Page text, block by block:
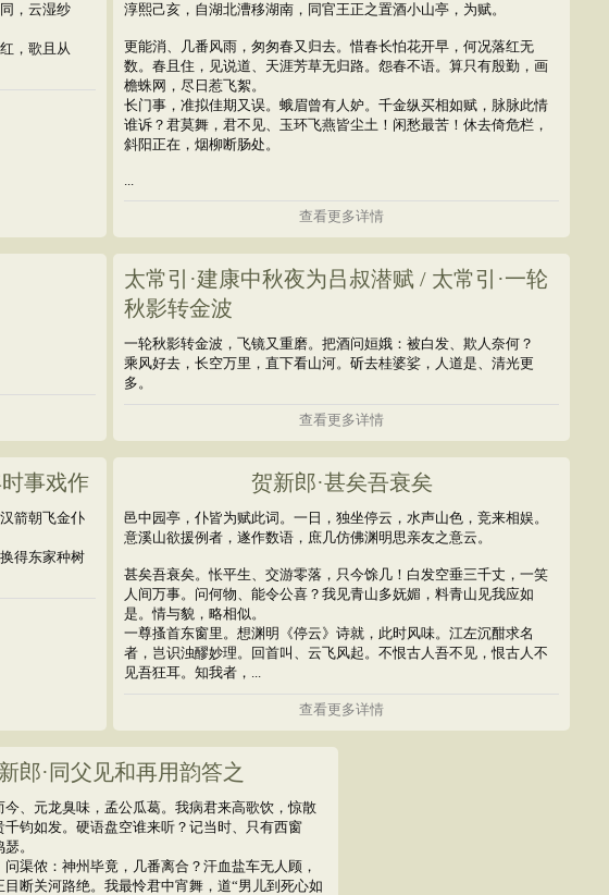
，云湿纱
，歌且从
淳熙己亥，自湖北漕移湖南，同官王正之置酒小山亭，为赋。
更能消、几番风雨，匆匆春又归去。惜春长怕花开早，何况落红无
数。春且住，见说道、天涯芳草无归路。怨春不语。算只有殷勤，画
檐蛛网，尽日惹飞絮。
长门事，准拟佳期又误。蛾眉曾有人妒。千金纵买相如赋，脉脉此情
谁诉？君莫舞，君不见、玉环飞燕皆尘土！闲愁最苦！休去倚危栏，
斜阳正在，烟柳断肠处。
...
查看更多详情
太常引·建康中秋夜为吕叔潜赋 / 太常引·一轮
秋影转金波
一轮秋影转金波，飞镜又重磨。把酒问姮娥：被白发、欺人奈何？
乘风好去，长空万里，直下看山河。斫去桂婆娑，人道是、清光更
多。
查看更多详情
事戏作
箭朝飞金仆
得东家种树
贺新郎·甚矣吾衰矣
邑中园亭，仆皆为赋此词。一日，独坐停云，水声山色，竞来相娱。
意溪山欲援例者，遂作数语，庶几仿佛渊明思亲友之意云。
甚矣吾衰矣。怅平生、交游零落，只今馀几！白发空垂三千丈，一笑
人间万事。问何物、能令公喜？我见青山多妩媚，料青山见我应如
是。情与貌，略相似。
一尊搔首东窗里。想渊明《停云》诗就，此时风味。江左沉酣求名
者，岂识浊醪妙理。回首叫、云飞风起。不恨古人吾不见，恨古人不
见吾狂耳。知我者，...
查看更多详情
郎·同父见和再用韵答之
今、元龙臭味，孟公瓜葛。我病君来高歌饮，惊散
千钧如发。硬语盘空谁来听？记当时、只有西窗
。
渠侬：神州毕竟，几番离合？汗血盐车无人顾，
断关河路绝。我最怜君中宵舞，道“男儿到死心如